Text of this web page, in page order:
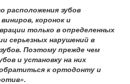
расположения зубов
коронок и
только в определенных
серьезных нарушений в
Поэтому прежде чем
и установку на них
к ортодонту и